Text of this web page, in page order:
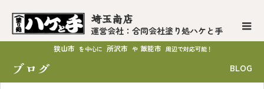
埼玉南店
運営会社：合同会社塗り処ハケと手
狭山市 を中心に 所沢市 や 飯能市 周辺で対応可能！
ブログ BLOG